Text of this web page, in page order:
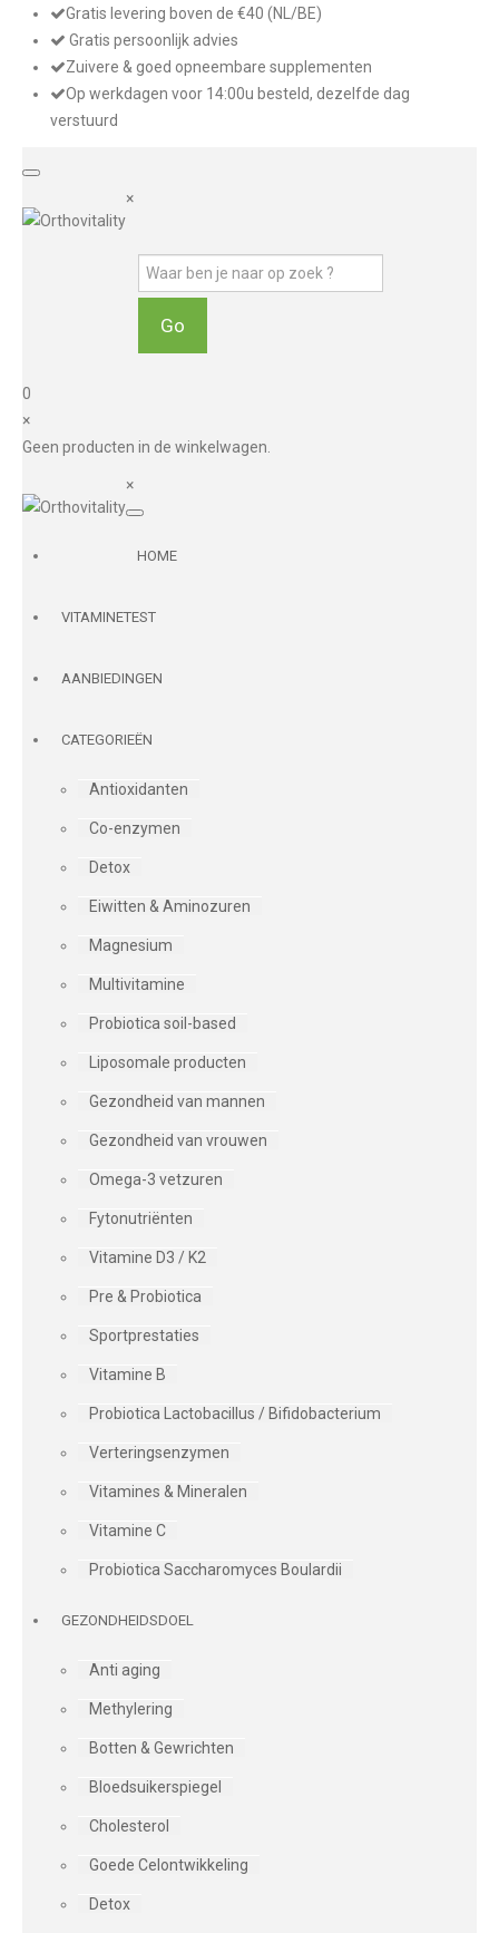
Gratis levering boven de €40 (NL/BE)
Gratis persoonlijk advies
Zuivere & goed opneembare supplementen
Op werkdagen voor 14:00u besteld, dezelfde dag
verstuurd
×
0
×
Geen producten in de winkelwagen.
×
HOME
VITAMINETEST
AANBIEDINGEN
CATEGORIEËN
Antioxidanten
Co-enzymen
Detox
Eiwitten & Aminozuren
Magnesium
Multivitamine
Probiotica soil-based
Liposomale producten
Gezondheid van mannen
Gezondheid van vrouwen
Omega-3 vetzuren
Fytonutriënten
Vitamine D3 / K2
Pre & Probiotica
Sportprestaties
Vitamine B
Probiotica Lactobacillus / Bifidobacterium
Verteringsenzymen
Vitamines & Mineralen
Vitamine C
Probiotica Saccharomyces Boulardii
GEZONDHEIDSDOEL
Anti aging
Methylering
Botten & Gewrichten
Bloedsuikerspiegel
Cholesterol
Goede Celontwikkeling
Detox